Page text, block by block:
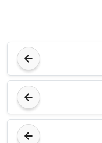
ريال مدريد
نوتنغهام فورست